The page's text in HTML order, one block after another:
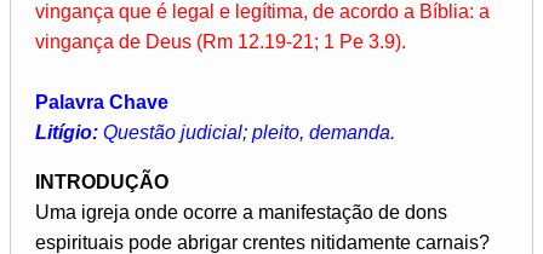
vingança que é legal e legítima, de acordo a Bíblia: a
vingança de Deus (Rm 12.19-21; 1 Pe 3.9).
Palavra Chave
Litígio: Questão judicial; pleito, demanda.
INTRODUÇÃO
Uma igreja onde ocorre a manifestação de dons
espirituais pode abrigar crentes nitidamente carnais?